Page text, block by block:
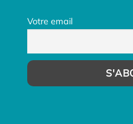
Votre email